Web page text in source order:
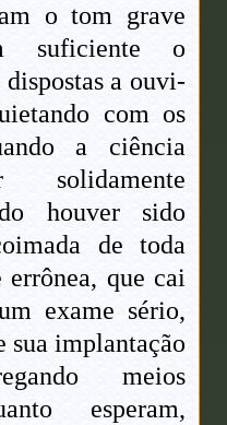
o tom grave
suficiente o
dispostas a ouvi-
com os
a ciência
solidamente
houver sido
de toda
que cai
exame sério,
sua implantação
meios
esperam,